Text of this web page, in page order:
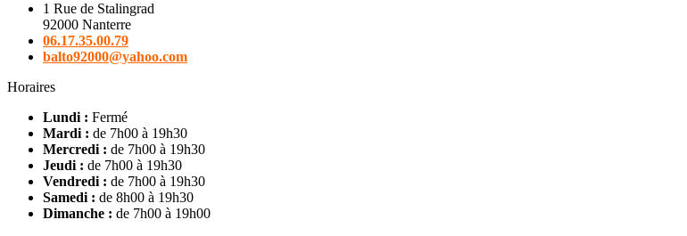
1 Rue de Stalingrad
92000 Nanterre
06.17.35.00.79
balto92000@yahoo.com
Horaires
Lundi : Fermé
Mardi : de 7h00 à 19h30
Mercredi : de 7h00 à 19h30
Jeudi : de 7h00 à 19h30
Vendredi : de 7h00 à 19h30
Samedi : de 8h00 à 19h30
Dimanche : de 7h00 à 19h00